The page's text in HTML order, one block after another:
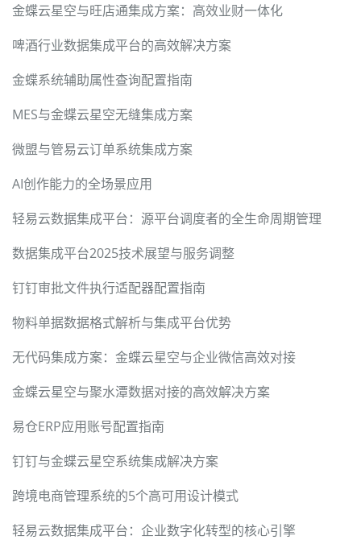
金蝶云星空与旺店通集成方案：高效业财一体化
啤酒行业数据集成平台的高效解决方案
金蝶系统辅助属性查询配置指南
MES与金蝶云星空无缝集成方案
微盟与管易云订单系统集成方案
AI创作能力的全场景应用
轻易云数据集成平台：源平台调度者的全生命周期管理
数据集成平台2025技术展望与服务调整
钉钉审批文件执行适配器配置指南
物料单据数据格式解析与集成平台优势
无代码集成方案：金蝶云星空与企业微信高效对接
金蝶云星空与聚水潭数据对接的高效解决方案
易仓ERP应用账号配置指南
钉钉与金蝶云星空系统集成解决方案
跨境电商管理系统的5个高可用设计模式
轻易云数据集成平台：企业数字化转型的核心引擎